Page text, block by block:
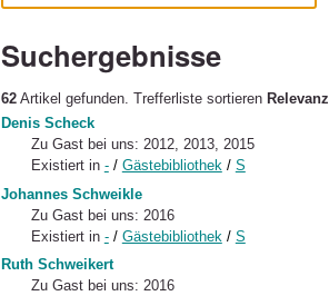
Suchergebnisse
62Artikel gefunden. Trefferliste sortieren Relevanz
Denis Scheck
Zu Gast bei uns: 2012, 2013, 2015
Existiert in - / Gästebibliothek / S
Johannes Schweikle
Zu Gast bei uns: 2016
Existiert in - / Gästebibliothek / S
Ruth Schweikert
Zu Gast bei uns: 2016